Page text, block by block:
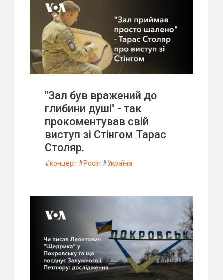
"Зал був вражений до
глибини душі" - так
прокоментував свій
виступ зі Стінгом Тарас
Столяр.
#концерт #Росія #Україна